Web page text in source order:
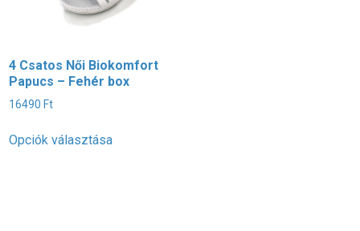
4 Csatos Női Biokomfort
Papucs – Fehér box
16490 Ft
Opciók választásaa